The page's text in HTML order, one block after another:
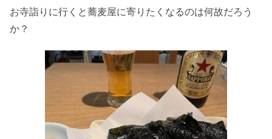
お寺詣りに行くと蕎麦屋に寄りたくなるのは何故だろう
か？